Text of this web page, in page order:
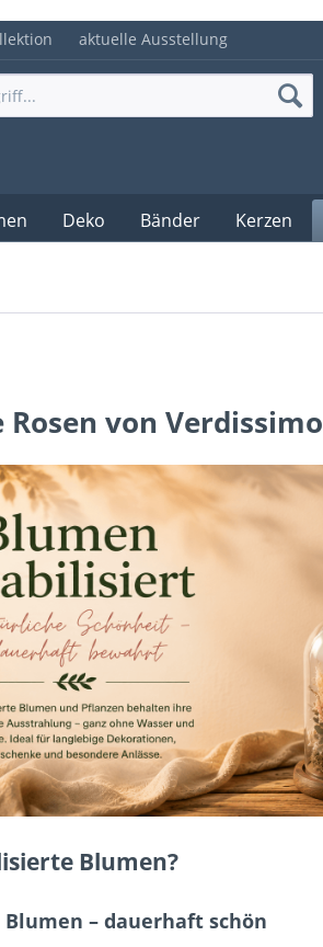
aktuelle Ausstellung
Deko Bänder Kerzen
von Verdissimo
Blumen?
– dauerhaft schön